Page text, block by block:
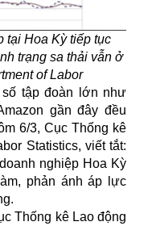
tại Hoa Kỳ tiếp tục
trạng sa thải vẫn ở
of Labor
tập đoàn lớn như
gần đây đều
6/3, Cục Thống kê
Statistics, viết tắt:
nghiệp Hoa Kỳ
phản ánh áp lực
Thống kê Lao động